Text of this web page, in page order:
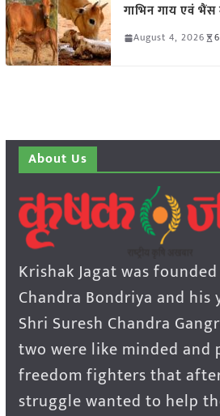
गाभिन गाय एवं
August 4, 2026
About Us
Krishak Jagat was
Chandra Bondriya and
Shri Suresh Chandra
two were like minded
freedom fighters that
struggle wanted to help